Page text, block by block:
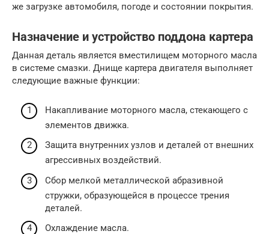
же загрузке автомобиля, погоде и состоянии покрытия.
Назначение и устройство поддона картера
Данная деталь является вместилищем моторного масла
в системе смазки. Днище картера двигателя выполняет
следующие важные функции:
Накапливание моторного масла, стекающего с
элементов движка.
Защита внутренних узлов и деталей от внешних
агрессивных воздействий.
Сбор мелкой металлической абразивной
стружки, образующейся в процессе трения
деталей.
Охлаждение масла.